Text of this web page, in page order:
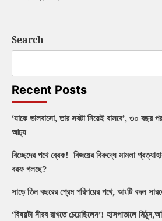
Search
Recent Posts
‘যাকে ভালবাসো, তার সবটা নিয়েই বাসবে’, ৩০ বছর
আঢ্য
বিচ্ছেদের পথে ব্রেক! বিজয়ের বিরুদ্ধে মামলা
বরফ গলছে?
সাড়ে তিন বছরের প্রেম পরিণয়ের পথে, আংটি বদল
‘বিষয়টা নীরব রাখতে চেয়েছিলেন’! হাসপাতালে